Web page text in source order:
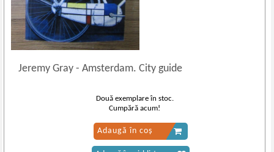
Jeremy Gray- Amsterdam. City guide
Două exemplare în stoc.
Cumpără acum!
Adaugă în coș